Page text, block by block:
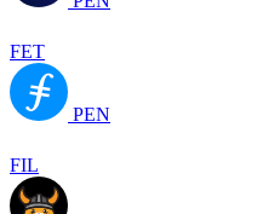
FET
PEN
FIL